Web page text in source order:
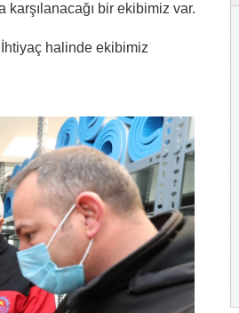
bir ekibimiz var.
halinde ekibimiz